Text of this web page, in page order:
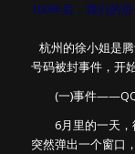
100年后，我们的后
杭州的徐小姐是
号码被封事件，开
(一)事件——QQ
6月里的一天，
突然弹出一个窗口